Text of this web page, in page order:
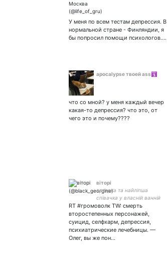
У меня по всем тестам депрессия. В
нормальной стране - Финляндии, я
бы попросил помощи психологов.…
apocalypse твоей ass🛐
что со мной? у меня каждый вечер
какая-то депрессия? что это, от
чего это и почему????
віторі
артерка та найліпша
співачка у власній ванній
RT #громоволк TW: смерть
второстепенных персонажей,
суицид, селфхарм, депрессия,
психиатрические лечебницы. —
Олег, вы же пон…